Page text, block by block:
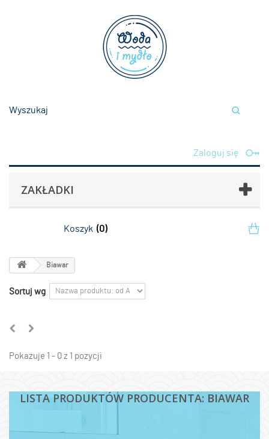
Zaloguj się
ZAKŁADKI
Koszyk (0)
Biawar
Sortuj wg
Pokazuje 1 - 0 z 1 pozycji
LISTA PRODUKTÓW PRODUCENTA: BIAWAR